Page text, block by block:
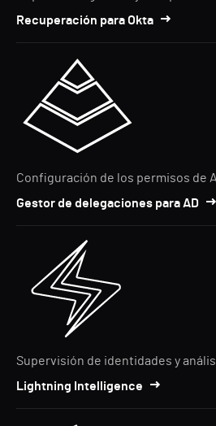
Recuperación para Okta
Configuración de los permisos de
Gestor de delegaciones para AD
Supervisión de identidades y
Lightning Intelligence